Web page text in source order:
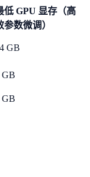
低 GPU 显存（高
参数微调）
GB
GB
GB